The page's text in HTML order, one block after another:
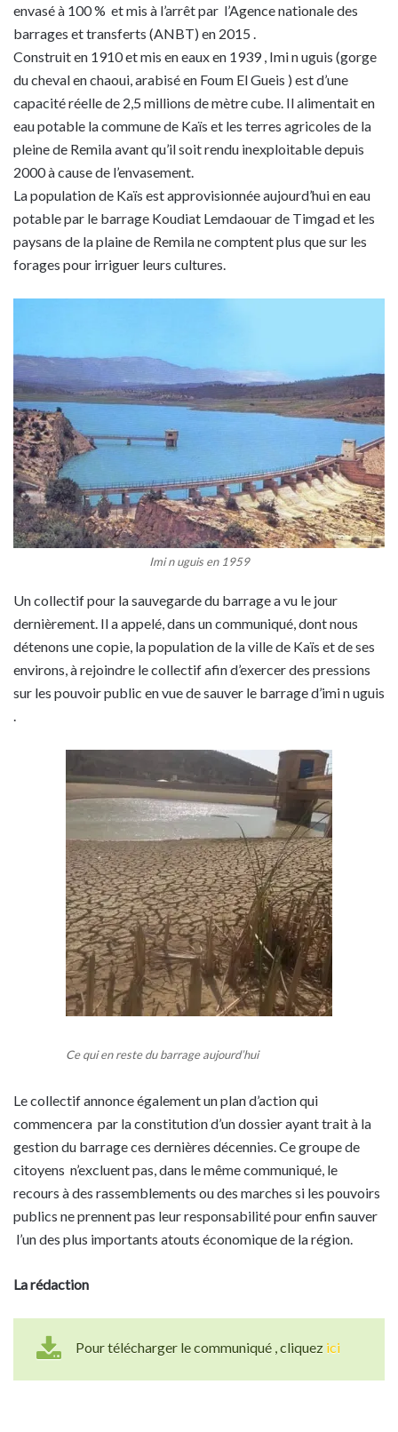
envasé à 100 % et mis à l’arrêt par l’Agence nationale des
barrages et transferts (ANBT) en 2015 .
Construit en 1910 et mis en eaux en 1939 , Imi n uguis (gorge
du cheval en chaoui, arabisé en Foum El Gueis ) est d’une
capacité réelle de 2,5 millions de mètre cube. Il alimentait en
eau potable la commune de Kaïs et les terres agricoles de la
pleine de Remila avant qu’il soit rendu inexploitable depuis
2000 à cause de l’envasement.
La population de Kaïs est approvisionnée aujourd’hui en eau
potable par le barrage Koudiat Lemdaouar de Timgad et les
paysans de la plaine de Remila ne comptent plus que sur les
forages pour irriguer leurs cultures.
Imi n uguis en 1959
Un collectif pour la sauvegarde du barrage a vu le jour
dernièrement. Il a appelé, dans un communiqué, dont nous
détenons une copie, la population de la ville de Kaïs et de ses
environs, à rejoindre le collectif afin d’exercer des pressions
sur les pouvoir public en vue de sauver le barrage d’imi n uguis
.
Ce qui en reste du barrage aujourd’hui
Le collectif annonce également un plan d’action qui
commencera par la constitution d’un dossier ayant trait à la
gestion du barrage ces dernières décennies. Ce groupe de
citoyens n’excluent pas, dans le même communiqué, le
recours à des rassemblements ou des marches si les pouvoirs
publics ne prennent pas leur responsabilité pour enfin sauver
l’un des plus importants atouts économique de la région.
La rédaction
Pour télécharger le communiqué , cliquez ici